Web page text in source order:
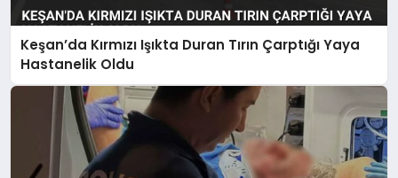
Keşan’da Kırmızı Işıkta Duran Tırın Çarptığı Yaya
Hastanelik Oldu